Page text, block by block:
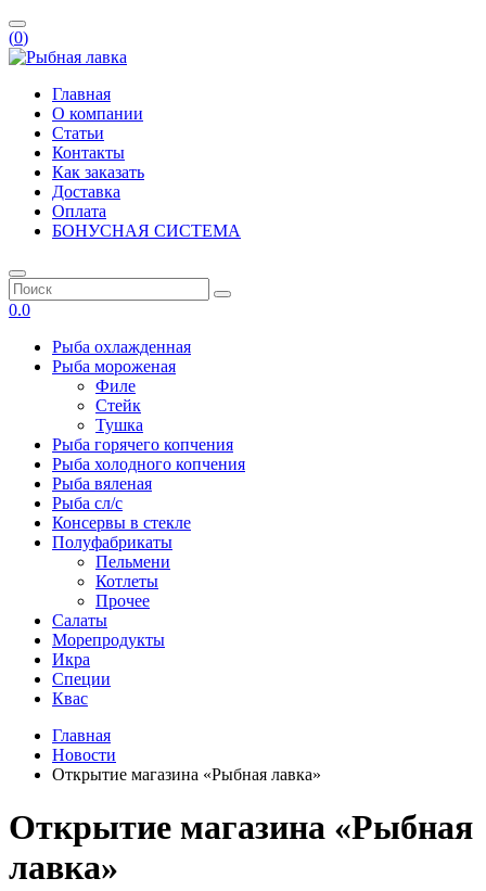
(0)
Главная
О компании
Статьи
Контакты
Как заказать
Доставка
Оплата
БОНУСНАЯ СИСТЕМА
0.0
Рыба охлажденная
Рыба мороженая
Филе
Стейк
Тушка
Рыба горячего копчения
Рыба холодного копчения
Рыба вяленая
Рыба сл/с
Консервы в стекле
Полуфабрикаты
Пельмени
Котлеты
Прочее
Салаты
Морепродукты
Икра
Специи
Квас
Главная
Новости
Открытие магазина «Рыбная лавка»
Открытие магазина «Рыбная
лавка»